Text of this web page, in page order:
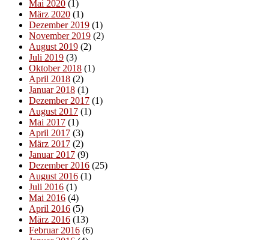
Mai 2020 (1)
März 2020 (1)
Dezember 2019 (1)
November 2019 (2)
August 2019 (2)
Juli 2019 (3)
Oktober 2018 (1)
April 2018 (2)
Januar 2018 (1)
Dezember 2017 (1)
August 2017 (1)
Mai 2017 (1)
April 2017 (3)
März 2017 (2)
Januar 2017 (9)
Dezember 2016 (25)
August 2016 (1)
Juli 2016 (1)
Mai 2016 (4)
April 2016 (5)
März 2016 (13)
Februar 2016 (6)